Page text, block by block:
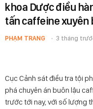
khoa Dược điều
tấn caffeine xuyên
PHẠM TRANG 3 tháng
Cục Cảnh sát điều tra tội
phá chuyên án buôn lậu
trước tới nay, với số lượng